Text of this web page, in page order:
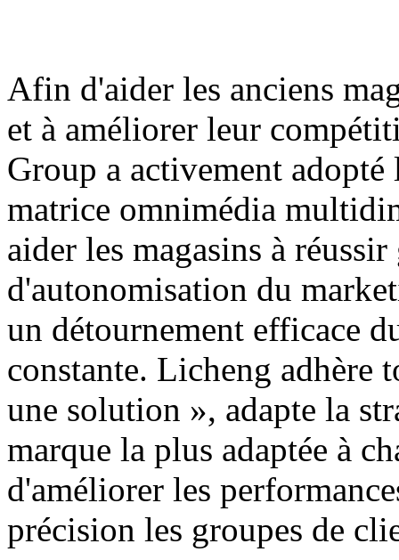
Afin d'aider les anciens
et à améliorer leur
Group a activement
matrice omnimédia
aider les magasins à
d'autonomisation du
un détournement efficace
constante. Licheng adhère
une solution », adapte la
marque la plus adaptée à
d'améliorer les
précision les groupes de